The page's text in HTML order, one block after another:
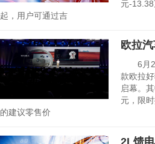
元-
起，用户可通过吉
欧拉
6月27
款欧拉
启幕。
元，限
的建议零售价
2L馈